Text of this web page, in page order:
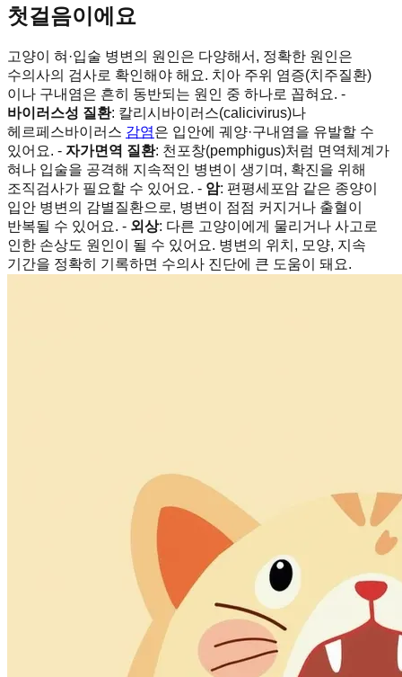
첫걸음이에요
고양이 혀·입술 병변의 원인은 다양해서, 정확한 원인은
수의사의 검사로 확인해야 해요. 치아 주위 염증(치주질환)
이나 구내염은 흔히 동반되는 원인 중 하나로 꼽혀요. -
바이러스성 질환: 칼리시바이러스(calicivirus)나
헤르페스바이러스 감염은 입안에 궤양·구내염을 유발할 수
있어요. - 자가면역 질환: 천포창(pemphigus)처럼 면역체계가
혀나 입술을 공격해 지속적인 병변이 생기며, 확진을 위해
조직검사가 필요할 수 있어요. - 암: 편평세포암 같은 종양이
입안 병변의 감별질환으로, 병변이 점점 커지거나 출혈이
반복될 수 있어요. - 외상: 다른 고양이에게 물리거나 사고로
인한 손상도 원인이 될 수 있어요. 병변의 위치, 모양, 지속
기간을 정확히 기록하면 수의사 진단에 큰 도움이 돼요.